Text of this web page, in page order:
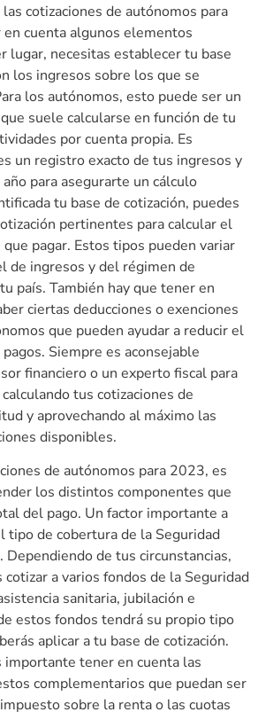
cotizaciones de autónomos para
cuenta algunos elementos
lugar, necesitas establecer tu base
los ingresos sobre los que se
los autónomos, esto puede ser un
suele calcularse en función de tu
por cuenta propia. Es
un registro exacto de tus ingresos y
para asegurarte un cálculo
tu base de cotización, puedes
pertinentes para calcular el
pagar. Estos tipos pueden variar
de ingresos y del régimen de
país. También hay que tener en
ciertas deducciones o exenciones
que pueden ayudar a reducir el
Siempre es aconsejable
financiero o un experto fiscal para
tus cotizaciones de
y aprovechando al máximo las
disponibles.
de autónomos para 2023, es
los distintos componentes que
del pago. Un factor importante a
tipo de cobertura de la Seguridad
Dependiendo de tus circunstancias,
a varios fondos de la Seguridad
sanitaria, jubilación e
estos fondos tendrá su propio tipo
aplicar a tu base de cotización.
tener en cuenta las
complementarios que puedan ser
sobre la renta o las cuotas